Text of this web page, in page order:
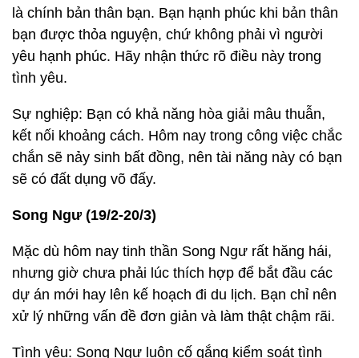
là chính bản thân bạn. Bạn hạnh phúc khi bản thân
bạn được thỏa nguyện, chứ không phải vì người
yêu hạnh phúc. Hãy nhận thức rõ điều này trong
tình yêu.
Sự nghiệp: Bạn có khả năng hòa giải mâu thuẫn,
kết nối khoảng cách. Hôm nay trong công việc chắc
chắn sẽ nảy sinh bất đồng, nên tài năng này có bạn
sẽ có đất dụng võ đấy.
Song Ngư (19/2-20/3)
Mặc dù hôm nay tinh thần Song Ngư rất hăng hái,
nhưng giờ chưa phải lúc thích hợp để bắt đầu các
dự án mới hay lên kế hoạch đi du lịch. Bạn chỉ nên
xử lý những vấn đề đơn giản và làm thật chậm rãi.
Tình yêu: Song Ngư luôn cố gắng kiểm soát tình